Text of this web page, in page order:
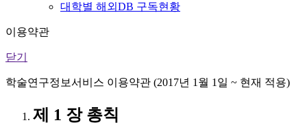
대학별 해외DB 구독현황
이용약관
닫기
학술연구정보서비스 이용약관 (2017년 1월 1일 ~ 현재 적용)
제 1 장 총칙